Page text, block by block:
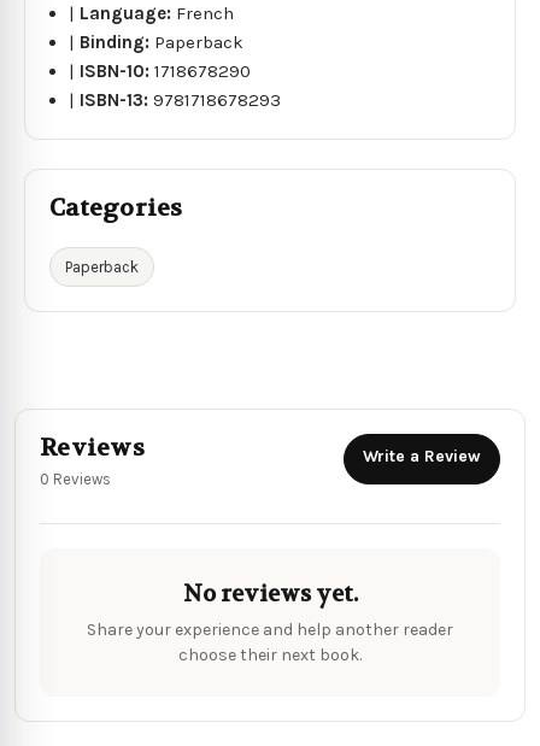
| Language: French
| Binding: Paperback
| ISBN-10:1718678290
| ISBN-13:9781718678293
Categories
Paperback
Reviews
0 Reviews
Write a Review
No reviews yet.
Share your experience and help another reader
choose their next book.